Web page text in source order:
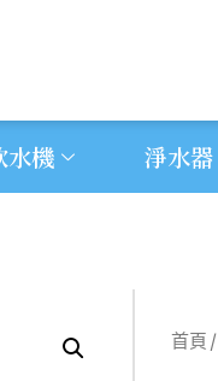
水機 淨水器
首頁 /